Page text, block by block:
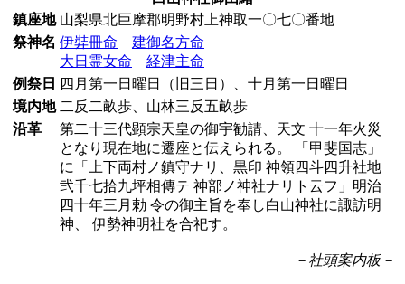
鎮座地 山梨県北巨摩郡明野村上神取一〇七〇番地
祭神名 伊弉冊命
建御名方命
大日霊女命
経津主命
例祭日
四月第一日曜日（旧三日）、十月第一日曜日
境内地 二反二畝歩、山林三反五畝歩
沿革
第二十三代顕宗天皇の御宇勧請、天文 十一年火災
となり現在地に遷座と伝えられる。 「甲斐国志」
に「上下両村ノ鎮守ナリ、黒印 神領四斗四升社地
弐千七拾九坪相傳テ 神部ノ神社ナリト云フ」明治
四十年三月勅 令の御主旨を奉し白山神社に諏訪明
神、 伊勢神明社を合祀す。
－社頭案内板－